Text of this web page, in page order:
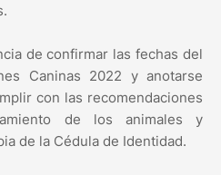
de confirmar las fechas del
Caninas 2022 y anotarse
con las recomendaciones
de los animales y
de la Cédula de Identidad.